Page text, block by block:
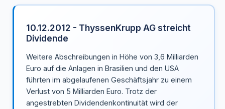
10.12.2012 - ThyssenKrupp AG streicht
Dividende
Weitere Abschreibungen in Höhe von 3,6 Milliarden
Euro auf die Anlagen in Brasilien und den USA
führten im abgelaufenen Geschäftsjahr zu einem
Verlust von 5 Milliarden Euro. Trotz der
angestrebten Dividendenkontinuität wird der